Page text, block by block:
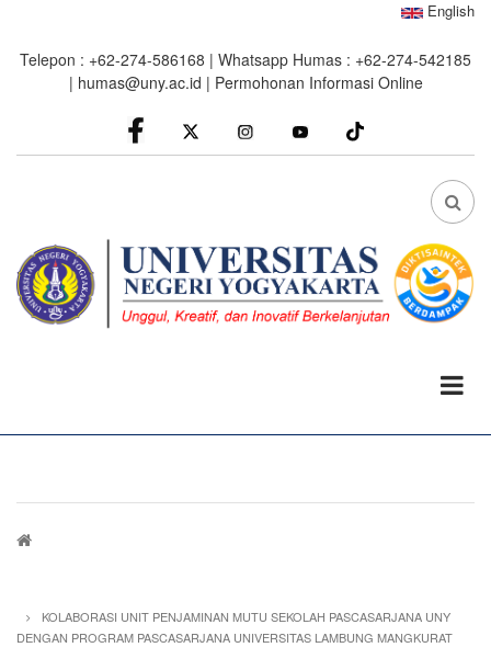
main
English
Telepon : +62-274-586168 | Whatsapp Humas : +62-274-542185
| humas@uny.ac.id | Permohonan Informasi Online
facebook
Instagram youtube
FA
Breadcrumb
KOLABORASI UNIT PENJAMINAN MUTU SEKOLAH PASCASARJANA UNY
DENGAN PROGRAM PASCASARJANA UNIVERSITAS LAMBUNG MANGKURAT
0%
read